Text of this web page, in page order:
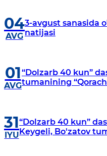
04
AVG
3-avgust sanasida
natijasi
01
AVG
“Dolzarb 40 kun”
tumanining
31
IYU
“Dolzarb 40 kun”
Keygeli, Bo'zatov